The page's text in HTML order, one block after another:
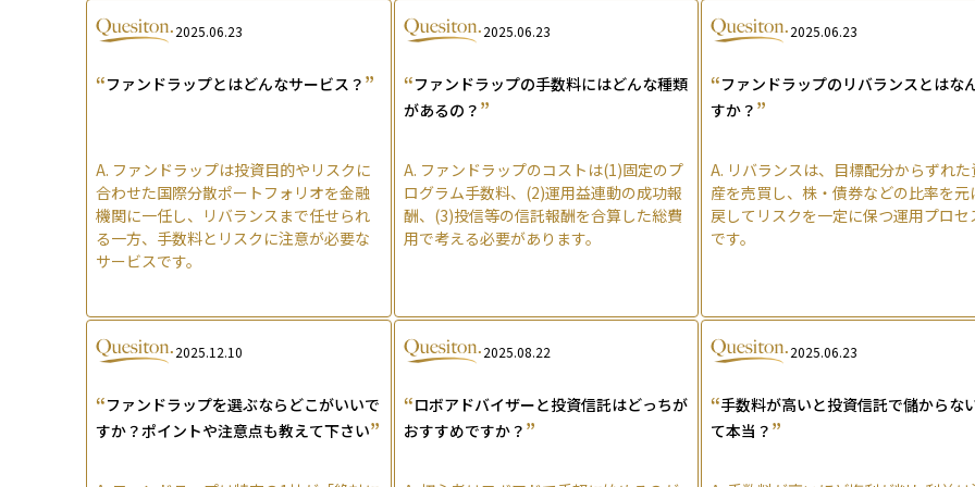
2025.06.23
“ファンドラップとはどんなサービス？ ”
A. ファンドラップは投資目的やリスクに
合わせた国際分散ポートフォリオを金融
機関に一任し、リバランスまで任せられ
る一方、手数料とリスクに注意が必要な
サービスです。
2025.06.23
“ファンドラップの手数料にはどんな種類
があるの？ ”
A. ファンドラップのコストは(1)固定のプ
ログラム手数料、(2)運用益連動の成功報
酬、(3)投信等の信託報酬を合算した総費
用で考える必要があります。
2025.06.23
“ファンドラップのリバランスとはな
すか？ ”
A. リバランスは、目標配分からずれた
産を売買し、株・債券などの比率を元
戻してリスクを一定に保つ運用プロセ
です。
2025.12.10
“ファンドラップを選ぶならどこがいいで
すか？ポイントや注意点も教えて下さい”
2025.08.22
“ロボアドバイザーと投資信託はどっちが
おすすめですか？ ”
2025.06.23
“手数料が高いと投資信託で儲からな
て本当？ ”